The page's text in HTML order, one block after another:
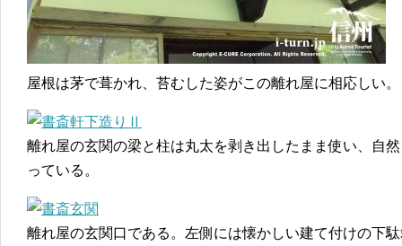
屋根は茅で葺かれ、苔むした姿がこの離れ屋に相応しい。
離れ屋の玄関の梁と柱は丸太を剥き出したまま使い、自
っている。
離れ屋の玄関口である。左側には懐かしい建て付けの下